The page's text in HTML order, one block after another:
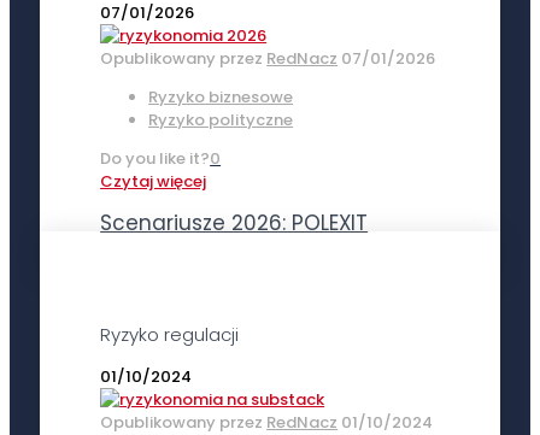
07/01/2026
Opublikowany przez RedNacz 07/01/2026
Ryzyko biznesowe
Ryzyko polityczne
Do you like it?0
Czytaj więcej
Scenariusze 2026: POLEXIT
Ryzyko regulacji
01/10/2024
Opublikowany przez RedNacz 01/10/2024